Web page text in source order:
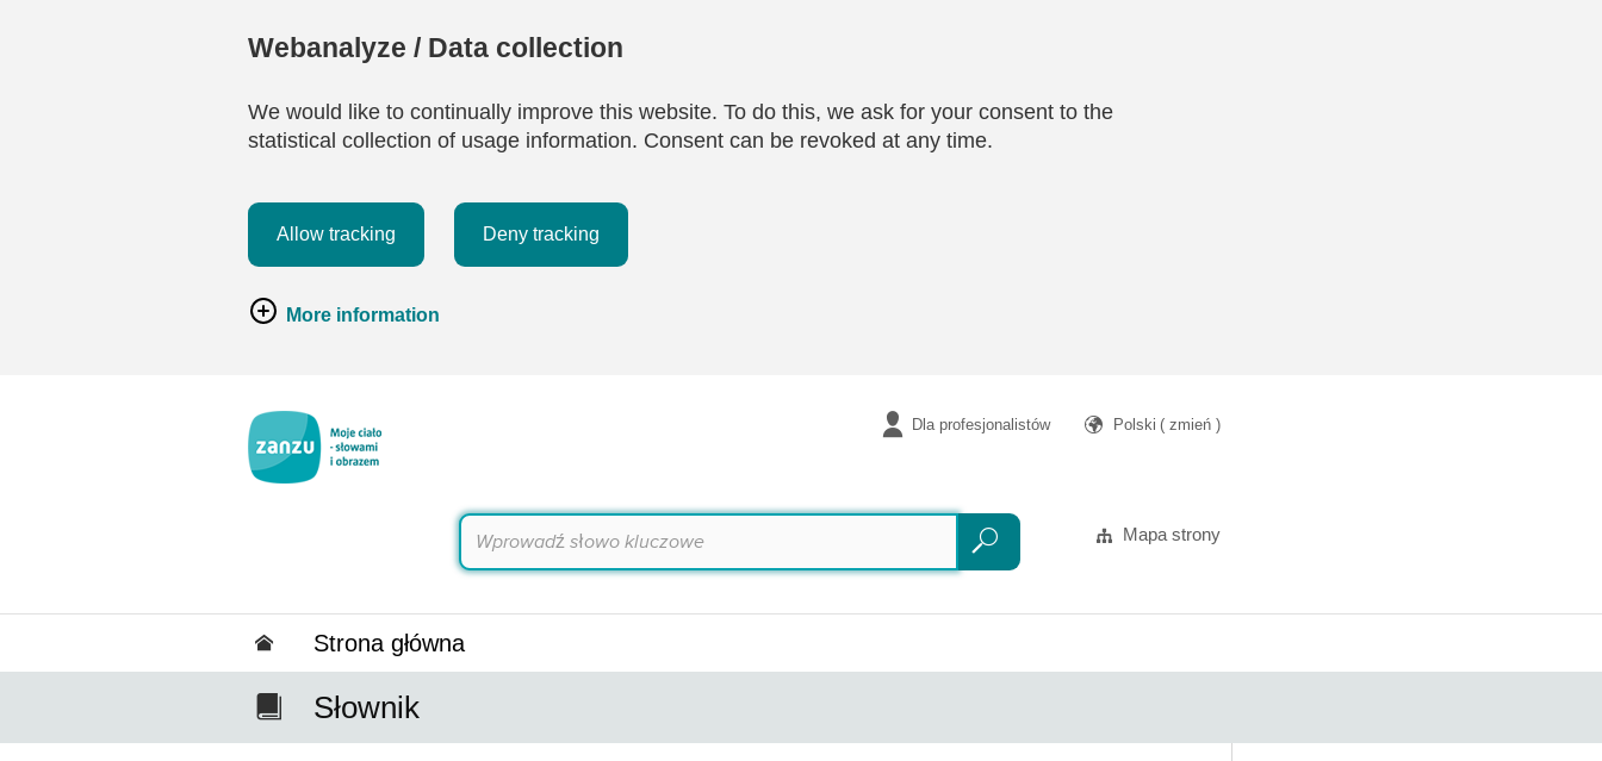
Webanalyze / Data collection
We would like to continually improve this website. To do this, we ask for your consent to the
statistical collection of usage information. Consent can be revoked at any time.
Allow tracking Deny tracking
More information
Dla profesjonalistów Polski ( zmień )
Szukaj
Szukaj
Mapa strony
Strona główna
Słownik